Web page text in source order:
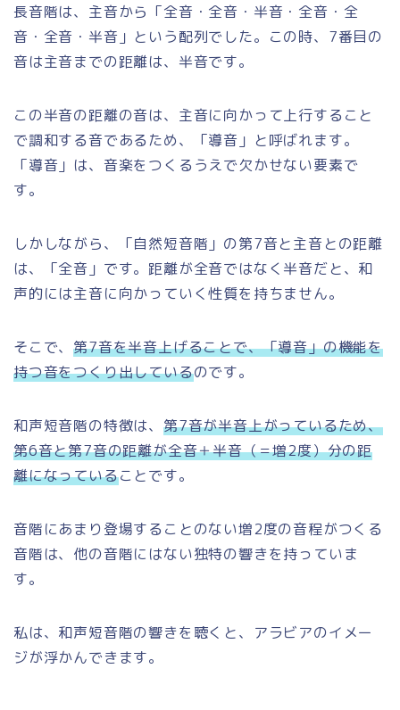
長音階は、主音から「全音・全音・半音・全音・全
音・全音・半音」という配列でした。この時、7番目の
音は主音までの距離は、半音です。
この半音の距離の音は、主音に向かって上行すること
で調和する音であるため、「導音」と呼ばれます。
「導音」は、音楽をつくるうえで欠かせない要素で
す。
しかしながら、「自然短音階」の第7音と主音との距離
は、「全音」です。距離が全音ではなく半音だと、和
声的には主音に向かっていく性質を持ちません。
そこで、第7音を半音上げることで、「導音」の機能を
持つ音をつくり出しているのです。
和声短音階の特徴は、 第7音が半音上がっているため、
第6音と第7音の距離が全音＋半音（＝増2度）分の距
離になっていることです。
音階にあまり登場することのない増2度の音程がつくる
音階は、他の音階にはない独特の響きを持っていま
す。
私は、和声短音階の響きを聴くと、アラビアのイメー
ジが浮かんできます。